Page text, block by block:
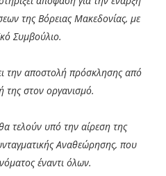
της Βόρειας Μακεδονίας, με
Συμβούλιο.
την αποστολή πρόσκλησης από
της στον οργανισμό.
τελούν υπό την αίρεση της
Αναθεώρησης, που
έναντι όλων.